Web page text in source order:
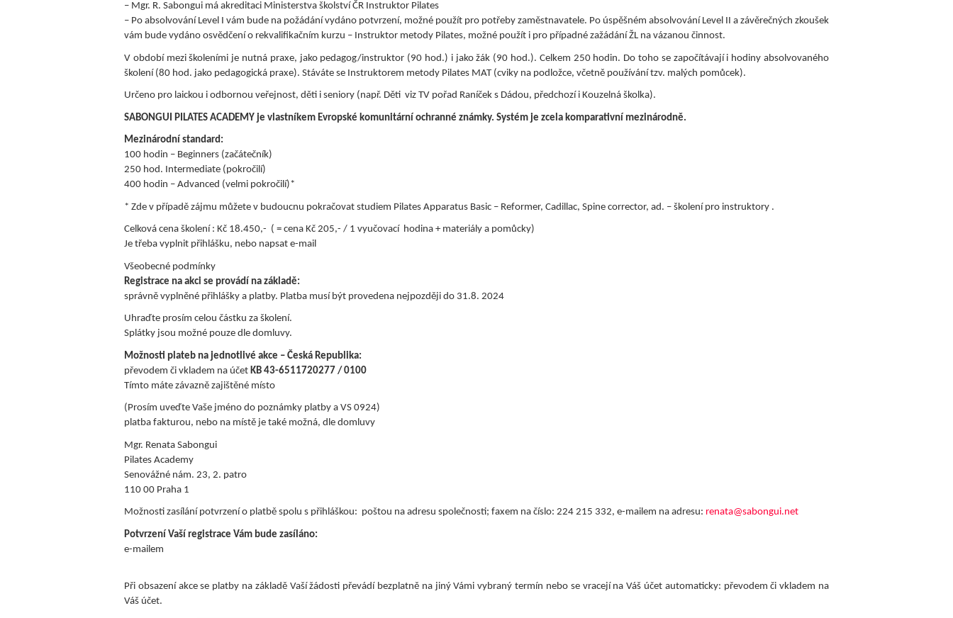
– Mgr. R. Sabongui má akreditaci Ministerstva školství ČR Instruktor Pilates
– Po absolvování Level I vám bude na požádání vydáno potvrzení, možné použít pro potřeby zaměstnavatele. Po úspěšném absolvování Level II a závěrečných zkoušek
vám bude vydáno osvědčení o rekvalifikačním kurzu – Instruktor metody Pilates, možné použít i pro případné zažádání ŽL na vázanou činnost.
V období mezi školeními je nutná praxe, jako pedagog/instruktor (90 hod.) i jako žák (90 hod.). Celkem 250 hodin. Do toho se započítávají i hodiny absolvovaného
školení (80 hod. jako pedagogická praxe). Stáváte se Instruktorem metody Pilates MAT (cviky na podložce, včetně používání tzv. malých pomůcek).
Určeno pro laickou i odbornou veřejnost, děti i seniory (např. Děti viz TV pořad Raníček s Dádou, předchozí i Kouzelná školka).
SABONGUI PILATES ACADEMY je vlastníkem Evropské komunitární ochranné známky. Systém je zcela komparativní mezinárodně.
Mezinárodní standard:
100 hodin – Beginners (začátečník)
250 hod. Intermediate (pokročilí)
400 hodin – Advanced (velmi pokročilí)*
* Zde v případě zájmu můžete v budoucnu pokračovat studiem Pilates Apparatus Basic – Reformer, Cadillac, Spine corrector, ad. – školení pro instruktory .
Celková cena školení : Kč 18.450,- ( = cena Kč 205,- / 1 vyučovací hodina + materiály a pomůcky)
Je třeba vyplnit přihlášku, nebo napsat e-mail
Všeobecné podmínky
Registrace na akci se provádí na základě:
správně vyplněné přihlášky a platby. Platba musí být provedena nejpozději do 31.8. 2024
Uhraďte prosím celou částku za školení.
Splátky jsou možné pouze dle domluvy.
Možnosti plateb na jednotlivé akce – Česká Republika:
převodem či vkladem na účet KB 43-6511720277 / 0100
Tímto máte závazně zajištěné místo
(Prosím uveďte Vaše jméno do poznámky platby a VS 0924)
platba fakturou, nebo na místě je také možná, dle domluvy
Mgr. Renata Sabongui
Pilates Academy
Senovážné nám. 23, 2. patro
110 00 Praha 1
Možnosti zasílání potvrzení o platbě spolu s přihláškou: poštou na adresu společnosti; faxem na číslo: 224 215 332, e-mailem na adresu: renata@sabongui.net
Potvrzení Vaší registrace Vám bude zasíláno:
e-mailem
Při obsazení akce se platby na základě Vaší žádosti převádí bezplatně na jiný Vámi vybraný termín nebo se vracejí na Váš účet automaticky: převodem či vkladem na
Váš účet.